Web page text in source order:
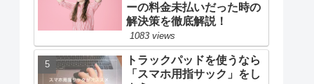
ーの料金未払いだった時の
解決策を徹底解説！
1083 views
トラックパッドを使うなら
「スマホ用指サック」をし